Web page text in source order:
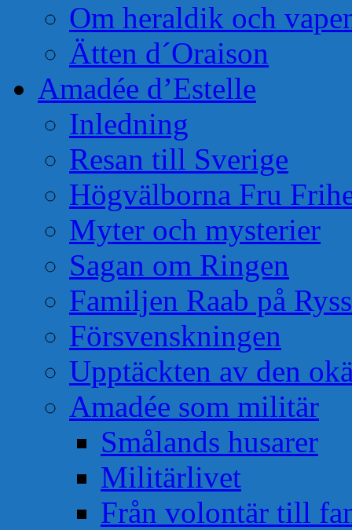
Om heraldik och
Ätten d´Oraison
Amadée d’Estelle
Inledning
Resan till Sverige
Högvälborna Fru
Myter och mysterier
Sagan om Ringen
Familjen Raab på
Försvenskningen
Upptäckten av den
Amadée som militär
Smålands husarer
Militärlivet
Från volontär till